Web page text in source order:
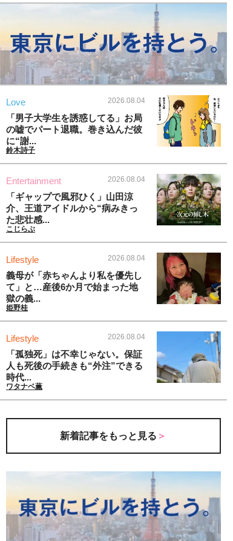
Love 2026.08.04
「男子大学生を誘惑してる」お局
の嘘でパート退職。巻き込んだ彼
に“謝...
鈴木詩子
Entertainment 2026.08.04
「ギャップで風邪ひく」山田涼
介、王道アイドルから“病みきっ
た悲壮感...
こじらぶ
Lifestyle 2026.08.04
義母が「赤ちゃんより私を優先し
て」と…産後6か月で始まった地
獄の義...
姫野桂
Lifestyle 2026.08.04
「孤独死」は不幸じゃない。保証
人も死後の手続きも“外注”できる
時代...
ワタナベ薫
新着記事をもっと見る